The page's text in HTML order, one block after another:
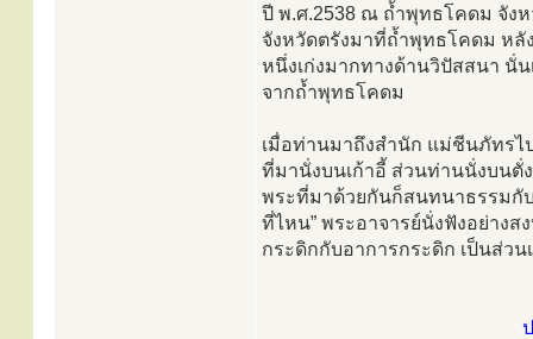
ปี พ.ศ.2538 ณ ถ้ำพุทธโคดม จัง
จังหวัดตรังมาที่ถ้ำพุทธโคดม ห
หนึ่งเก่งมากทางด้านวิปัสสนา นั่
จากถ้ำพุทธโคดม
เมื่อท่านมาถึงสำนัก แม่ชีนภัทร
ที่มานั่งบนเก้าอี้ ส่วนท่านนั่งบนตั่
พระที่มาด้วยกันก็สนทนาธรรมกั
ที่ไหน” พระอาจารย์นั่งฟังอย่าง
กระดิกกับอาการกระดิก เป็นส่ว